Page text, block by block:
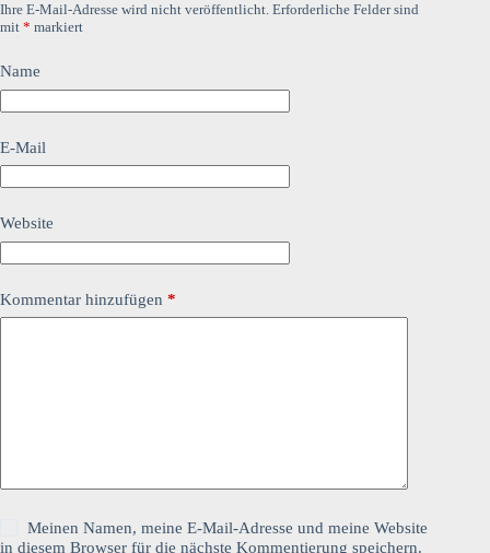
Ihre E-Mail-Adresse wird nicht veröffentlicht. Erforderliche Felder sind
mit * markiert
Name
E-Mail
Website
Kommentar hinzufügen *
Meinen Namen, meine E-Mail-Adresse und meine Website
in diesem Browser für die nächste Kommentierung speichern.